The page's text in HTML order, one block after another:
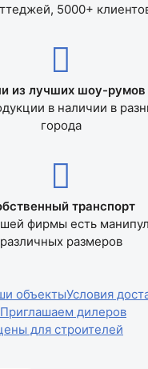
5000+
из лучших шоу-румов
в наличии в
города
транспорт
фирмы есть
различных размеров
объектыУсловия
Приглашаем дилеров
для строителей